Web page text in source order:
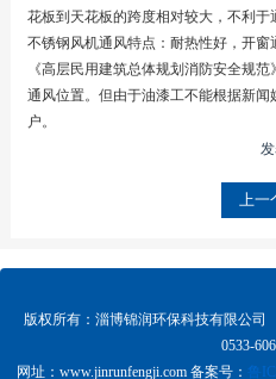
花板到天花板的跨度相对较大，不利于
不锈钢风机通风特点：耐热性好，开
《高层民用建筑总体规划消防安全规
通风位置。但由于油漆工不能根据新
户。
上一
版权所有：淄博锦润环保科技有限公
0533-
网址：www.jinrunfengji.com备案号： 鲁